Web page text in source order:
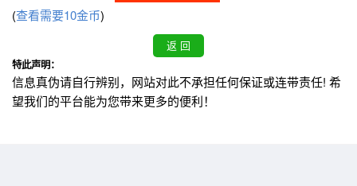
(查看需要10金币)
特此声明：
信息真伪请自行辨别，网站对此不承担任何保证或连带责任! 希
望我们的平台能为您带来更多的便利！